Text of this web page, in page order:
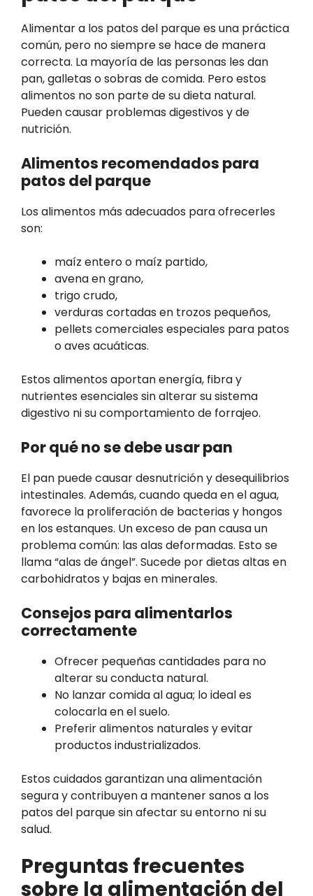
Alimentar a los patos del parque es una práctica
común, pero no siempre se hace de manera
correcta. La mayoría de las personas les dan
pan, galletas o sobras de comida. Pero estos
alimentos no son parte de su dieta natural.
Pueden causar problemas digestivos y de
nutrición.
Alimentos recomendados para
patos del parque
Los alimentos más adecuados para ofrecerles
son:
maíz entero o maíz partido,
avena en grano,
trigo crudo,
verduras cortadas en trozos pequeños,
pellets comerciales especiales para patos
o aves acuáticas.
Estos alimentos aportan energía, fibra y
nutrientes esenciales sin alterar su sistema
digestivo ni su comportamiento de forrajeo.
Por qué no se debe usar pan
El pan puede causar desnutrición y desequilibrios
intestinales. Además, cuando queda en el agua,
favorece la proliferación de bacterias y hongos
en los estanques. Un exceso de pan causa un
problema común: las alas deformadas. Esto se
llama “alas de ángel”. Sucede por dietas altas en
carbohidratos y bajas en minerales.
Consejos para alimentarlos
correctamente
Ofrecer pequeñas cantidades para no
alterar su conducta natural.
No lanzar comida al agua; lo ideal es
colocarla en el suelo.
Preferir alimentos naturales y evitar
productos industrializados.
Estos cuidados garantizan una alimentación
segura y contribuyen a mantener sanos a los
patos del parque sin afectar su entorno ni su
salud.
Preguntas frecuentes
sobre la alimentación del